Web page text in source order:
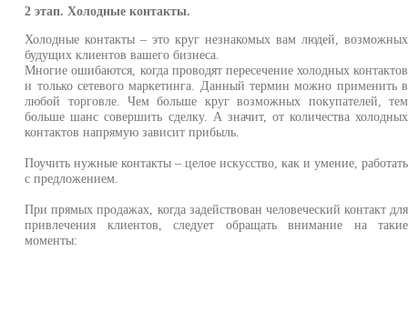
2 этап. Холодные контакты.
Холодные контакты – это круг незнакомых вам людей, возможных
будущих клиентов вашего бизнеса.
Многие ошибаются, когда проводят пересечение холодных контактов
и только сетевого маркетинга. Данный термин можно применить в
любой торговле. Чем больше круг возможных покупателей, тем
больше шанс совершить сделку. А значит, от количества холодных
контактов напрямую зависит прибыль.
Поучить нужные контакты – целое искусство, как и умение, работать
с предложением.
При прямых продажах, когда задействован человеческий контакт для
привлечения клиентов, следует обращать внимание на такие
моменты: